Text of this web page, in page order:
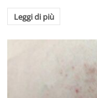
Leggi di più